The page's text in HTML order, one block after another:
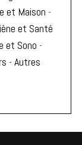
et Maison -
et Santé
et Sono -
- Autres